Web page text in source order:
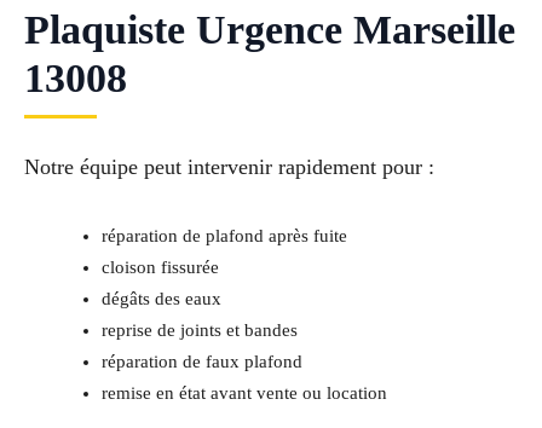
Plaquiste Urgence Marseille
13008
Notre équipe peut intervenir rapidement pour :
réparation de plafond après fuite
cloison fissurée
dégâts des eaux
reprise de joints et bandes
réparation de faux plafond
remise en état avant vente ou location